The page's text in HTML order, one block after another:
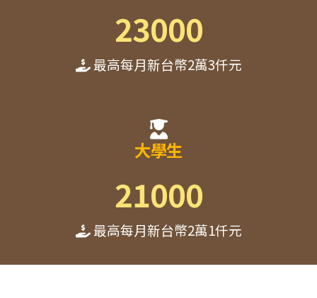
23000
最高每月新台幣2萬3仟元
大學生
21000
最高每月新台幣2萬1仟元